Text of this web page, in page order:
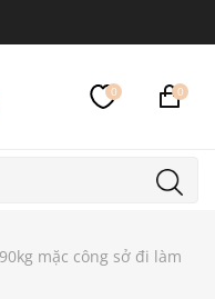
0 0
mặc công sở đi làm